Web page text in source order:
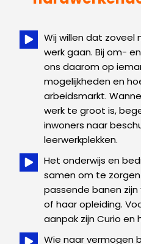
Wij willen dat zoveel
werk gaan. Bij om-
ons daarom op
mogelijkheden en
arbeidsmarkt.
werk te groot is,
inwoners naar
leerwerkplekken.
Het onderwijs en
samen om te
passende banen zijn
of haar opleiding.
aanpak zijn Curio en
Wie naar vermogen